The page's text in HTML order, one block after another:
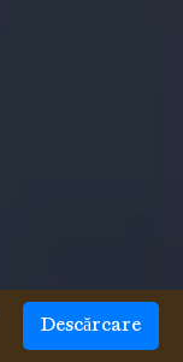
Descărcare